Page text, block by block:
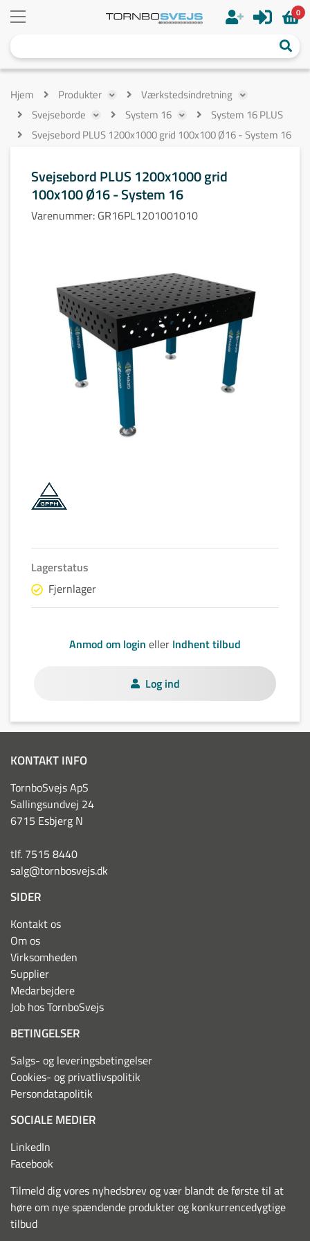
0
Hjem Produkter
Værkstedsindretning
Svejseborde
System 16
System 16 PLUS
Svejsebord PLUS 1200x1000 grid 100x100 Ø16 - System 16
Svejsebord PLUS 1200x1000 grid
100x100 Ø16 - System 16
Varenummer: GR16PL1201001010
Lagerstatus
Fjernlager
Anmod om login eller Indhent tilbud
Log ind
KONTAKT INFO
TornboSvejs ApS
Sallingsundvej 24
6715 Esbjerg N
tlf. 7515 8440
salg@tornbosvejs.dk
SIDER
Kontakt os
Om os
Virksomheden
Supplier
Medarbejdere
Job hos TornboSvejs
BETINGELSER
Salgs- og leveringsbetingelser
Cookies- og privatlivspolitik
Persondatapolitik
SOCIALE MEDIER
LinkedIn
Facebook
Tilmeld dig vores nyhedsbrev og vær blandt de første til at
høre om nye spændende produkter og konkurrencedygtige
tilbud